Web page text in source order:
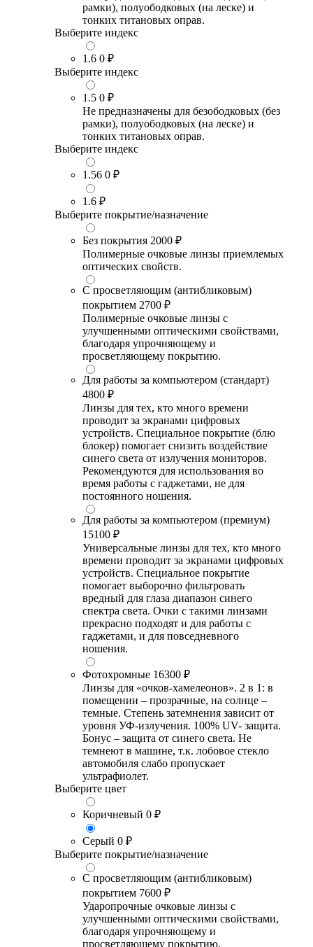
рамки), полуободковых (на леске) и
тонких титановых оправ.
Выберите индекс
1.6 0 ₽
Выберите индекс
1.5 0 ₽
Не предназначены для безободковых (без
рамки), полуободковых (на леске) и
тонких титановых оправ.
Выберите индекс
1.56 0 ₽
1.6 ₽
Выберите покрытие/назначение
Без покрытия 2000 ₽
Полимерные очковые линзы приемлемых
оптических свойств.
С просветляющим (антибликовым)
покрытием 2700 ₽
Полимерные очковые линзы с
улучшенными оптическими свойствами,
благодаря упрочняющему и
просветляющему покрытию.
Для работы за компьютером (стандарт)
4800 ₽
Линзы для тех, кто много времени
проводит за экранами цифровых
устройств. Специальное покрытие (блю
блокер) помогает снизить воздействие
синего света от излучения мониторов.
Рекомендуются для использования во
время работы с гаджетами, не для
постоянного ношения.
Для работы за компьютером (премиум)
15100 ₽
Универсальные линзы для тех, кто много
времени проводит за экранами цифровых
устройств. Специальное покрытие
помогает выборочно фильтровать
вредный для глаза диапазон синего
спектра света. Очки с такими линзами
прекрасно подходят и для работы с
гаджетами, и для повседневного
ношения.
Фотохромные 16300 ₽
Линзы для «очков-хамелеонов». 2 в 1: в
помещении – прозрачные, на солнце –
темные. Степень затемнения зависит от
уровня УФ-излучения. 100% UV- защита.
Бонус – защита от синего света. Не
темнеют в машине, т.к. лобовое стекло
автомобиля слабо пропускает
ультрафиолет.
Выберите цвет
Коричневый 0 ₽
Серый 0 ₽
Выберите покрытие/назначение
С просветляющим (антибликовым)
покрытием 7600 ₽
Ударопрочные очковые линзы с
улучшенными оптическими свойствами,
благодаря упрочняющему и
просветляющему покрытию.